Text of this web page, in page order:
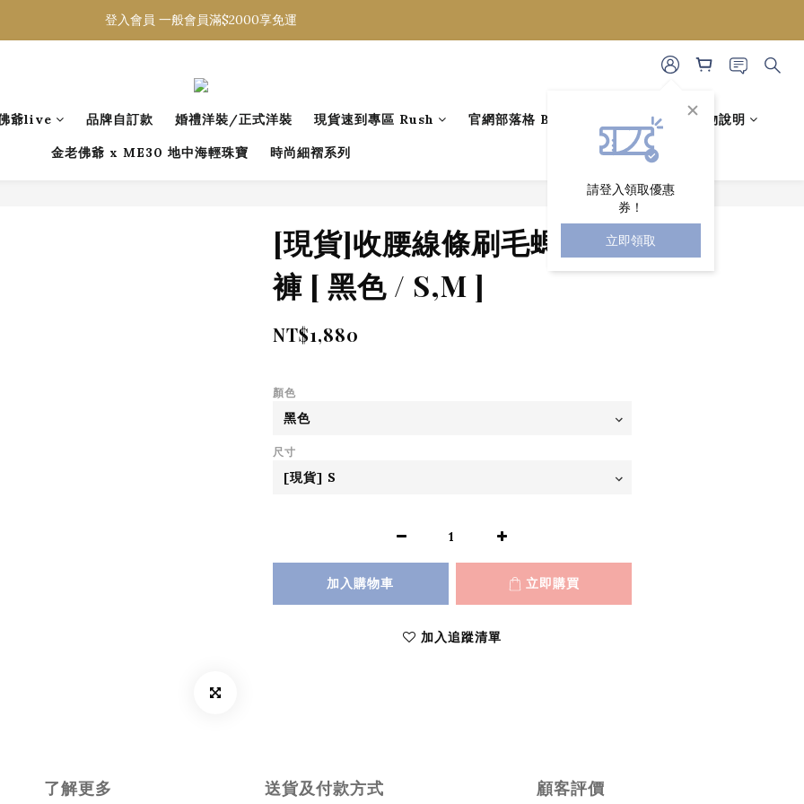
登入會員 一般會員滿$2000享免運
登入會員 一般會員滿$2000享免運
請登入領取優惠
券！
立即領取
爺live 品牌自訂款 婚禮洋裝/正式洋裝 現貨速到專區 Rush 官網部落格 BLOG 藝人穿搭 購物說明
金老佛爺 x ME30 地中海輕珠寶 時尚細褶系列
[現貨]收腰線條刷毛螞蟻腰
褲 [ 黑色 / S,M ]
NT$1,880
顏色
尺寸
加入購物車 立即購買
加入追蹤清單
了解更多 送貨及付款方式 顧客評價